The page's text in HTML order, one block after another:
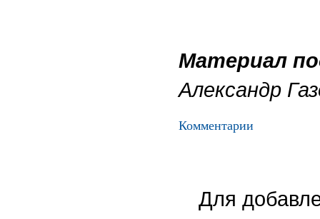
Материал
Александр
Комментарии
Для